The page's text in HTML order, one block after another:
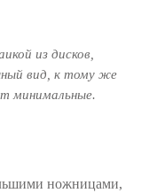
из дисков,
вид, к тому же
минимальные.
ножницами,